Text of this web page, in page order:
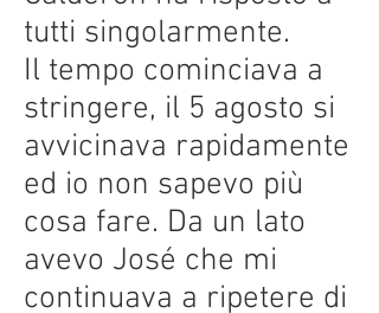
tutti singolarmente.
Il tempo cominciava a
stringere, il 5 agosto si
avvicinava rapidamente
ed io non sapevo più
cosa fare. Da un lato
avevo José che mi
continuava a ripetere di